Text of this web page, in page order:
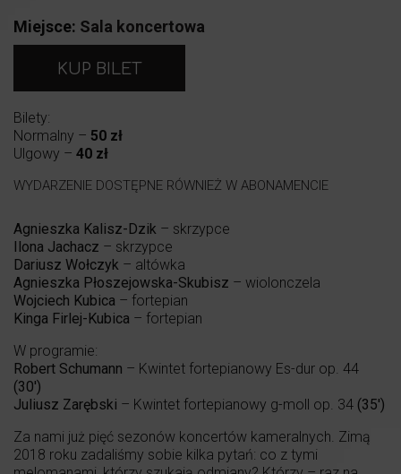
Miejsce: Sala koncertowa
KUP BILET
Bilety:
Normalny – 50 zł
Ulgowy – 40 zł
WYDARZENIE DOSTĘPNE RÓWNIEŻ W ABONAMENCIE
Agnieszka Kalisz-Dzik – skrzypce
Ilona Jachacz – skrzypce
Dariusz Wołczyk – altówka
Agnieszka Płoszejowska-Skubisz – wiolonczela
Wojciech Kubica – fortepian
Kinga Firlej-Kubica – fortepian
W programie:
Robert Schumann – Kwintet fortepianowy Es-dur op. 44
(30′)
Juliusz Zarębski – Kwintet fortepianowy g-moll op. 34 (35′)
Za nami już pięć sezonów koncertów kameralnych. Zimą
2018 roku zadaliśmy sobie kilka pytań: co z tymi